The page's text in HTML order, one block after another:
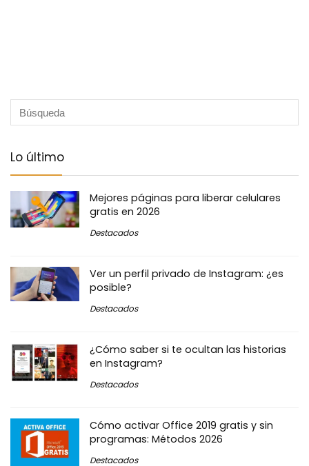
Lo último
Mejores páginas para liberar celulares
gratis en 2026
Destacados
Ver un perfil privado de Instagram: ¿es
posible?
Destacados
¿Cómo saber si te ocultan las historias
en Instagram?
Destacados
Cómo activar Office 2019 gratis y sin
programas: Métodos 2026
Destacados